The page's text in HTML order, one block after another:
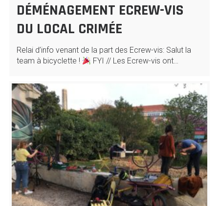
DÉMÉNAGEMENT ECREW-VIS
DU LOCAL CRIMÉE
Relai d’info venant de la part des Ecrew-vis: Salut la
team à bicyclette !
FYI // Les Ecrew-vis ont…